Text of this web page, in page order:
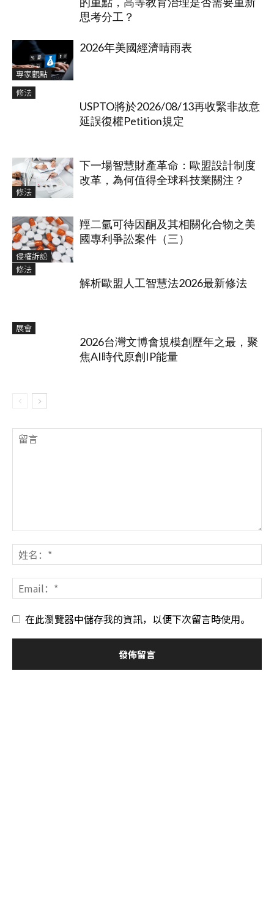
思考分工？
專家觀點
2026年美國經濟晴雨表
修法
USPTO將於2026/08/13再收緊非故意
延誤復權Petition規定
修法
下一場智慧財產革命：歐盟設計制度
改革，為何值得全球科技業關注？
侵權訴訟
羥二氫可待因酮及其相關化合物之美
國專利爭訟案件（三）
修法
解析歐盟人工智慧法2026最新修法
展會
2026台灣文博會規模創歷年之最，聚
焦AI時代原創IP能量
在此瀏覽器中儲存我的資訊，以便下次留言時使用。